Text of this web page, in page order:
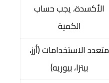
الأكسدة، يجب حساب
الكمية
متعدد الاستخدامات (أرز،
بيتزا، بيوريه)